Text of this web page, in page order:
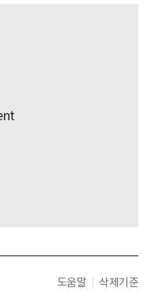
도움말 삭제기준